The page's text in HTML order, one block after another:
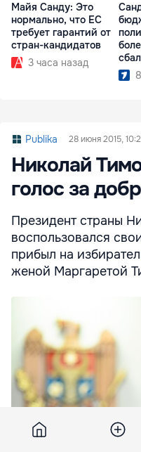
Майя Санду: Это
нормально, что ЕС
требует гарантий от
стран-кандидатов
3 часа назад
Publika 28 июня 2015,
Николай
голос за
Президент страны
воспользовался
прибыл на
женой Маргаретой